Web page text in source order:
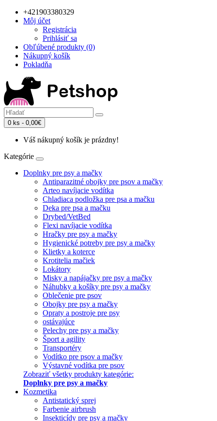
+421903380329
Môj účet
Registrácia
Prihlásiť sa
Obľúbené produkty (0)
Nákupný košík
Pokladňa
0 ks - 0,00€
Váš nákupný košík je prázdny!
Kategórie
Doplnky pre psy a mačky
Antiparazitné obojky pre psov a mačky
Arteo navíjacie vodítka
Chladiaca podložka pre psa a mačku
Deka pre psa a mačku
Drybed/VetBed
Flexi navíjacie vodítka
Hračky pre psy a mačky
Hygienické potreby pre psy a mačky
Klietky a koterce
Krotitelia mačiek
Lokátory
Misky a napájačky pre psy a mačky
Náhubky a košíky pre psy a mačky
Oblečenie pre psov
Obojky pre psy a mačky
Opraty a postroje pre psy
ostávajúce
Pelechy pre psy a mačky
Šport a agility
Transportéry
Vodítko pre psov a mačky
Výstavné vodítka pre psov
Zobraziť všetky produkty kategórie:
Doplnky pre psy a mačky
Kozmetika
Antistatický sprej
Farbenie airbrush
Insekticídy pre psy a mačky